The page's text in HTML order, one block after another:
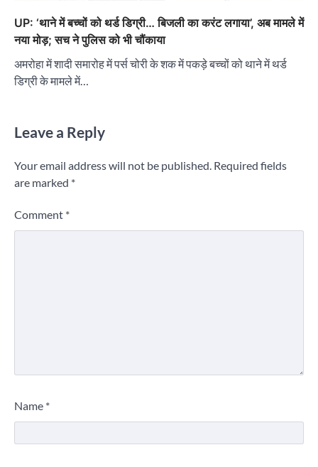
UP: ‘थाने में बच्चों को थर्ड डिग्री… बिजली का करंट लगाया’, अब मामले में
नया मोड़; सच ने पुलिस को भी चौंकाया
अमरोहा में शादी समारोह में पर्स चोरी के शक में पकड़े बच्चों को थाने में थर्ड
डिग्री के मामले में…
Leave a Reply
Your email address will not be published. Required fields
are marked *
Comment *
Name *